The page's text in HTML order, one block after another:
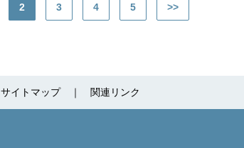
2 3 4 5 >>
サイトマップ 関連リンク